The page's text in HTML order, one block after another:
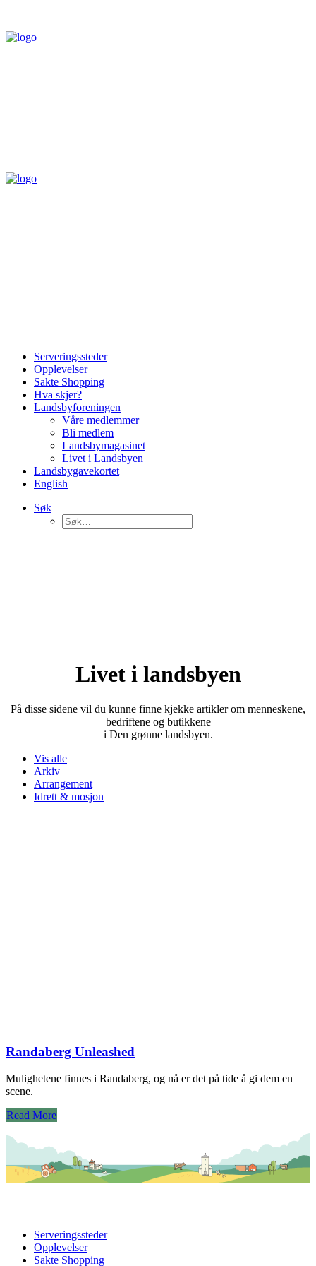
Serveringssteder
Opplevelser
Sakte Shopping
Hva skjer?
Landsbyforeningen
Våre medlemmer
Bli medlem
Landsbymagasinet
Livet i Landsbyen
Landsbygavekortet
English
Søk
Livet i landsbyen
På disse sidene vil du kunne finne kjekke artikler om menneskene,
bedriftene og butikkene
i Den grønne landsbyen.
Vis alle
Arkiv
Arrangement
Idrett & mosjon
Randaberg Unleashed
Mulighetene finnes i Randaberg, og nå er det på tide å gi dem en
scene.
Read More
Serveringssteder
Opplevelser
Sakte Shopping